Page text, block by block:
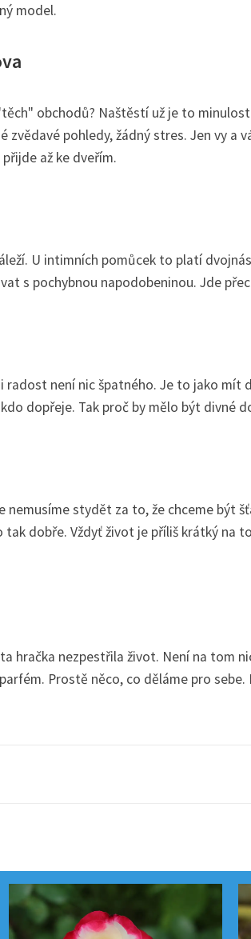
model.
obchodů? Naštěstí už je to
zvědavé pohledy, žádný stres. Jen vy a
až ke dveřím.
U intimních pomůcek to platí
s pochybnou napodobeninou. Jde
není nic špatného. Je to jako mít
dopřeje. Tak proč by mělo být divné
nemusíme stydět za to, že chceme být
tak dobře. Vždyť život je příliš krátký na
hračka nezpestřila život. Není na tom
Prostě něco, co děláme pro